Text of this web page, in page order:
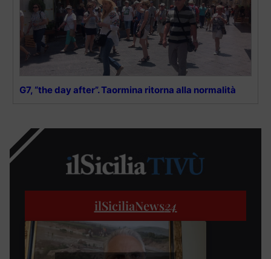
G7, “the day after”. Taormina ritorna alla normalità
ilSiciliaNews24